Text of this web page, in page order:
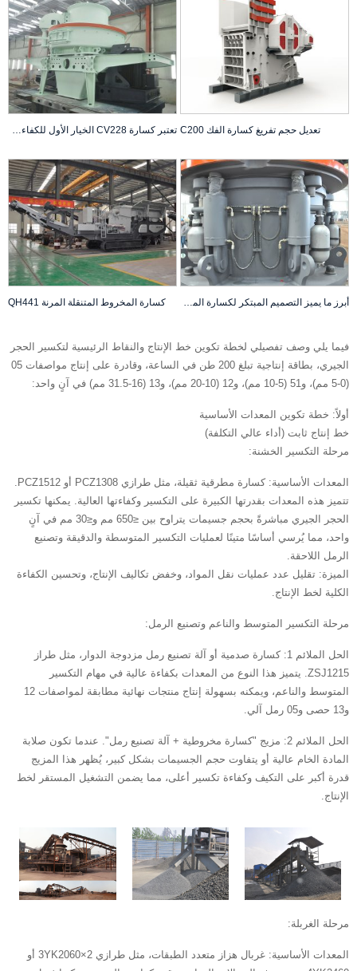
تعديل حجم تفريغ كسارة الفك C200
كسارة المخروط المتنقلة المرنة QH441
فيما يلي وصف تفصيلي لخطة تكوين خط الإنتاج والنقاط الرئيسية لتكسير الحجر
الجيري، بطاقة إنتاجية تبلغ 200 طن في الساعة، وقادرة على إنتاج مواصفات 05
(0-5 مم)، و51 (5-10 مم)، و12 (10-20 مم)، و13 (16-31.5 مم) في آنٍ واحد:
أولاً: خطة تكوين المعدات الأساسية
خط إنتاج ثابت (أداء عالي التكلفة)
‌مرحلة التكسير الخشنة:
‌المعدات الأساسية: كسارة مطرقية ثقيلة، مثل طرازي PCZ1308 أو PCZ1512.
تتميز هذه المعدات بقدرتها الكبيرة على التكسير وكفاءتها العالية. يمكنها تكسير
الحجر الجيري مباشرةً بحجم جسيمات يتراوح بين ≤650 مم و≤30 مم في آنٍ
واحد، مما يُرسي أساسًا متينًا لعمليات التكسير المتوسطة والدقيقة وتصنيع
الرمل اللاحقة.
‌الميزة: تقليل عدد عمليات نقل المواد، وخفض تكاليف الإنتاج، وتحسين الكفاءة
الكلية لخط الإنتاج.
مرحلة التكسير المتوسط ​​والناعم وتصنيع الرمل:
الحل الملائم 1: كسارة صدمية أو آلة تصنيع رمل مزدوجة الدوار، مثل طراز
ZSJ1215. يتميز هذا النوع من المعدات بكفاءة عالية في مهام التكسير
المتوسط ​​والناعم، ويمكنه بسهولة إنتاج منتجات نهائية مطابقة لمواصفات 12
و13 حصى و05 رمل آلي.
الحل الملائم 2: مزيج "كسارة مخروطية + آلة تصنيع رمل". عندما تكون صلابة
المادة الخام عالية أو يتفاوت حجم الجسيمات بشكل كبير، يُظهر هذا المزيج
قدرة أكبر على التكيف وكفاءة تكسير أعلى، مما يضمن التشغيل المستقر لخط
الإنتاج.
مرحلة الغربلة:
المعدات الأساسية: غربال هزاز متعدد الطبقات، مثل طرازي 3YK2060×2 أو